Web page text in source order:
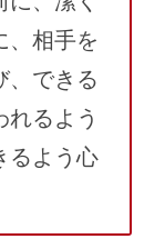
、相手を
、できる
るよう
るよう心